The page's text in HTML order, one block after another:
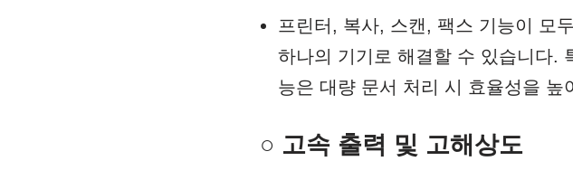
프린터, 복사, 스캔, 팩스 기능이 모
하나의 기기로 해결할 수 있습니다.
능은 대량 문서 처리 시 효율성을 높
○ 고속 출력 및 고해상도